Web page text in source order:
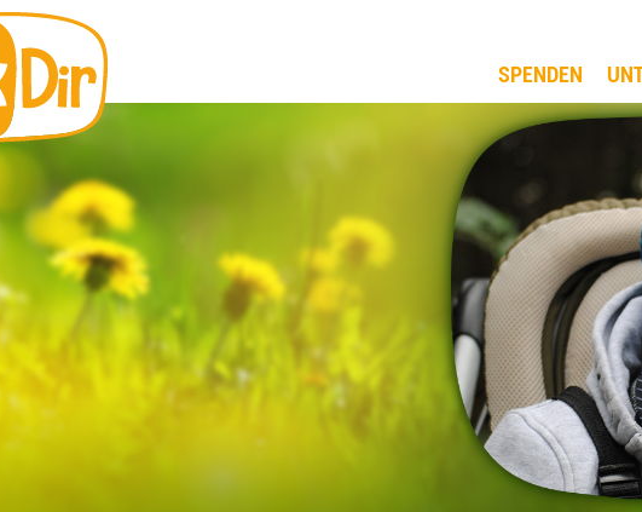
SPENDEN